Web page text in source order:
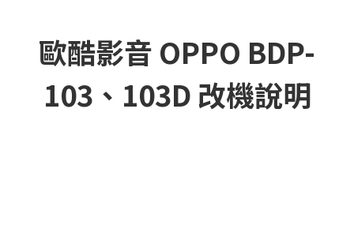
歐酷影音 OPPO BDP-
103、103D 改機說明